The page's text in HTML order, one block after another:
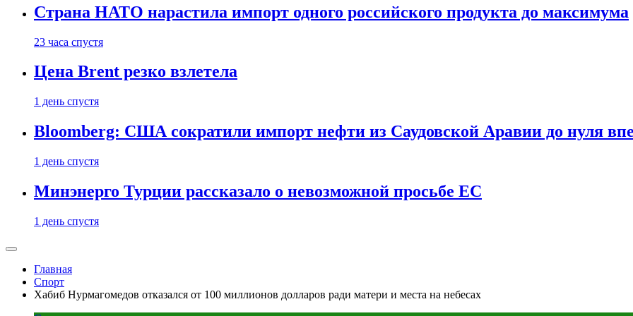
Страна НАТО нарастила импорт одного российского продукта до максимума
23 часа спустя
Цена Brent резко взлетела
1 день спустя
Bloomberg: США сократили импорт нефти из Саудовской Аравии до нуля
1 день спустя
Минэнерго Турции рассказало о невозможной просьбе ЕС
1 день спустя
Главная
Спорт
Хабиб Нурмагомедов отказался от 100 миллионов долларов ради матери и места на небесах